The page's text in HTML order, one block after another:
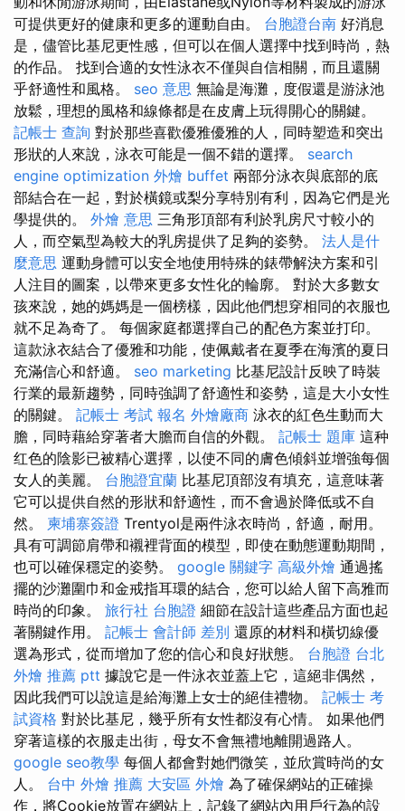
可提供更好的健康和更多的運動自由。 台胞證台南 好消息
是，儘管比基尼更性感，但可以在個人選擇中找到時尚，熱
的作品。 找到合適的女性泳衣不僅與自信相關，而且還關
乎舒適性和風格。 seo 意思 無論是海灘，度假還是游泳池
放鬆，理想的風格和線條都是在皮膚上玩得開心的關鍵。
記帳士 查詢 對於那些喜歡優雅優雅的人，同時塑造和突出
形狀的人來說，泳衣可能是一個不錯的選擇。 search
engine optimization 外燴 buffet 兩部分泳衣與底部的底
部結合在一起，對於橫鏡或梨分享特別有利，因為它們是光
學提供的。 外燴 意思 三角形頂部有利於乳房尺寸較小的
人，而空氣型為較大的乳房提供了足夠的姿勢。 法人是什
麼意思 運動身體可以安全地使用特殊的錶帶解決方案和引
人注目的圖案，以帶來更多女性化的輪廓。 對於大多數女
孩來說，她的媽媽是一個榜樣，因此他們想穿相同的衣服也
就不足為奇了。 每個家庭都選擇自己的配色方案並打印。
這款泳衣結合了優雅和功能，使佩戴者在夏季在海濱的夏日
充滿信心和舒適。 seo marketing 比基尼設計反映了時裝
行業的最新趨勢，同時強調了舒適性和姿勢，這是大小女性
的關鍵。 記帳士 考試 報名 外燴廠商 泳衣的紅色生動而大
膽，同時藉給穿著者大膽而自信的外觀。 記帳士 題庫 這种
红色的陰影已被精心選擇，以使不同的膚色傾斜並增強每個
女人的美麗。 台胞證宜蘭 比基尼頂部沒有填充，這意味著
它可以提供自然的形狀和舒適性，而不會過於降低或不自
然。 柬埔寨簽證 Trentyol是兩件泳衣時尚，舒適，耐用。
具有可調節肩帶和襯裡背面的模型，即使在動態運動期間，
也可以確保穩定的姿勢。 google 關鍵字 高級外燴 通過搖
擺的沙灘圍巾和金戒指耳環的結合，您可以給人留下高雅而
時尚的印象。 旅行社 台胞證 細節在設計這些產品方面也起
著關鍵作用。 記帳士 會計師 差別 還原的材料和橫切線優
選為形式，從而增加了您的信心和良好狀態。 台胞證 台北
外燴 推薦 ptt 據說它是一件泳衣並蓋上它，這絕非偶然，
因此我們可以說這是給海灘上女士的絕佳禮物。 記帳士 考
試資格 對於比基尼，幾乎所有女性都沒有心情。 如果他們
穿著這樣的衣服走出街，母女不會無禮地離開過路人。
google seo教學 每個人都會對她們微笑，並欣賞時尚的女
人。 台中 外燴 推薦 大安區 外燴 為了確保網站的正確操
作，將Cookie放置在網站上，記錄了網站內用戶行為的設